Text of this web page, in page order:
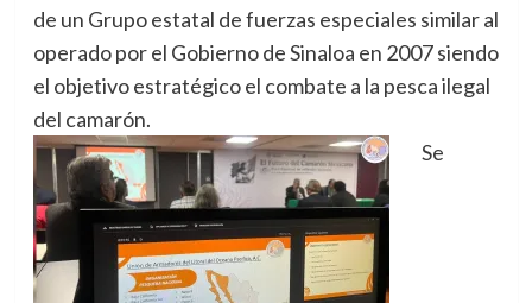
de un Grupo estatal de fuerzas especiales similar al
operado por el Gobierno de Sinaloa en 2007 siendo
el objetivo estratégico el combate a la pesca ilegal
del camarón.
Se